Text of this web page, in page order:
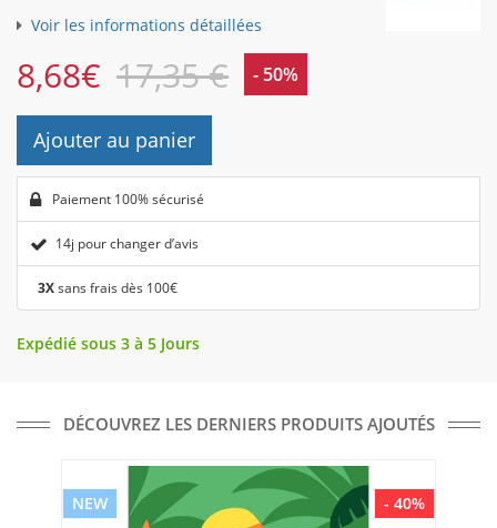
Voir les informations détaillées
8,68€ 17,35 € - 50%
Ajouter au panier
Paiement 100% sécurisé
14j pour changer d’avis
3Xsans frais dès 100€
Expédié sous 3 à 5 Jours
DÉCOUVREZ LES DERNIERS PRODUITS AJOUTÉS
- 40%
NEW